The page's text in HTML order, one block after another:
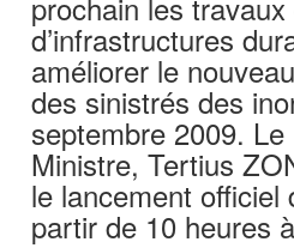
d’infrastructures
améliorer le
des sinistrés des
septembre 2009.
Ministre, Tertius
le lancement officiel
partir de 10 heures